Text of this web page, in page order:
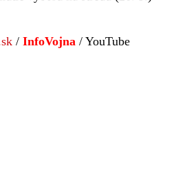
/ InfoVojna / YouTube